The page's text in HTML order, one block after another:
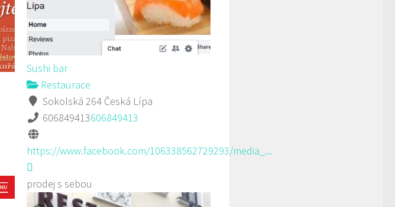
Sushi bar
Restaurace
Sokolská 264 Česká Lípa
606849413606849413
https://www.facebook.com/106338562729293/media_...
prodej s sebou